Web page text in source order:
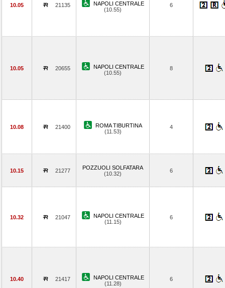
10.05 21135
NAPOLI CENTRALE
(10.55)
6
10.05 20655
NAPOLI CENTRALE
(10.55)
8
10.08 21400
ROMA TIBURTINA
(11.53)
4
10.15 21277
POZZUOLI SOLFATARA
(10.32)
6
10.32 21047
NAPOLI CENTRALE
(11.15)
6
10.40 21417
NAPOLI CENTRALE
(11.28)
6